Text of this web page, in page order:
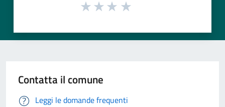
Contatta il comune
Leggi le domande frequenti